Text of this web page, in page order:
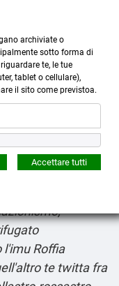
more_horiz
Menù
shopping_cart
farmacia napoli
lamnesia
Roffia
te twitta fra
archiviate o
sotto forma di
te, le tue
tablet o cellulare),
il sito come previstoa.
Accettare tutti